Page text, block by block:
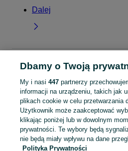
Dalej
Strona główna Podkarpackie Zawadka
KATEGORIA
Mapa kategorii
Mapa miejscowości
Dbamy o Twoją
My i nasi 447partnerzy
informacji na urządzeniu, takich jak
plikach cookie w celu przetwarzania
Użytkownik może zaakceptować
klikając poniżej lub w dowolnym
prywatności. Te wybory będą
nie będą miały wpływu na dane
Polityka Prywatności